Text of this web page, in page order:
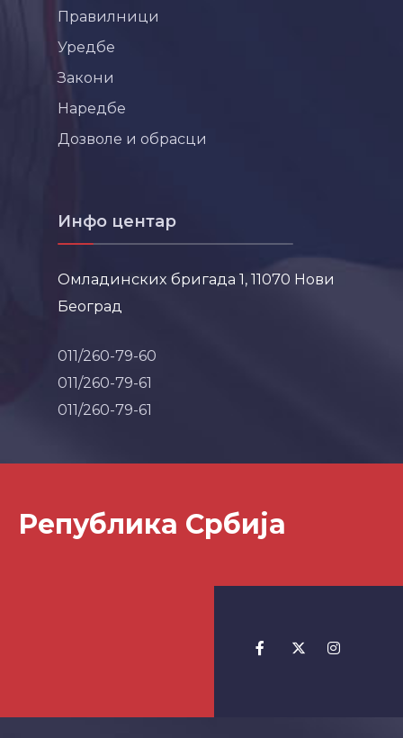
Правилници
Уредбе
Закони
Наредбе
Дозволе и обрасци
Инфо центар
Омладинских бригада 1, 11070 Нови
Београд
011/260-79-60
011/260-79-61
011/260-79-61
Република Србија